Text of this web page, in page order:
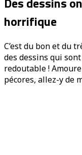
horrifique
C’est du bon et du
des dessins qui
redoutable !
pécores, allez-y de